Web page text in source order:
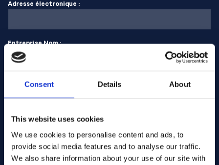
Consent Details About
This website uses cookies
We use cookies to personalise content and ads, to
provide social media features and to analyse our traffic.
We also share information about your use of our site with
Adresse électronique :
Entreprise Nom :
Saisissez la quantité
Votre message